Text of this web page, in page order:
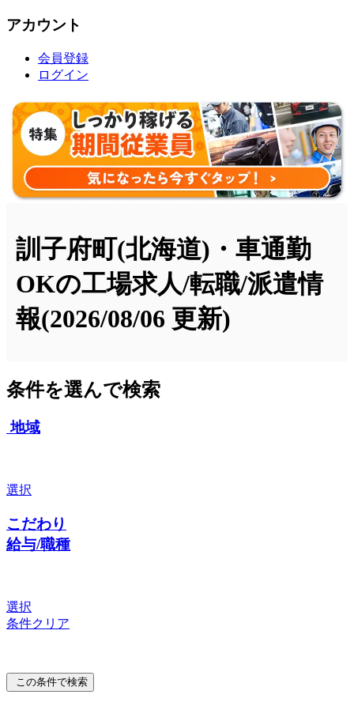
アカウント
会員登録
ログイン
訓子府町(北海道)・車通勤
OKの工場求人/転職/派遣情
報(2026/08/06 更新)
条件を選んで検索
地域
選択
こだわり
給与/職種
選択
条件クリア
この条件で検索